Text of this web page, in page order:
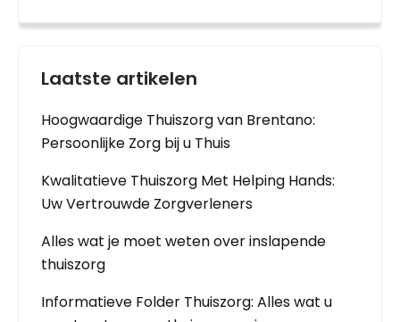
Laatste artikelen
Hoogwaardige Thuiszorg van Brentano:
Persoonlijke Zorg bij u Thuis
Kwalitatieve Thuiszorg Met Helping Hands:
Uw Vertrouwde Zorgverleners
Alles wat je moet weten over inslapende
thuiszorg
Informatieve Folder Thuiszorg: Alles wat u